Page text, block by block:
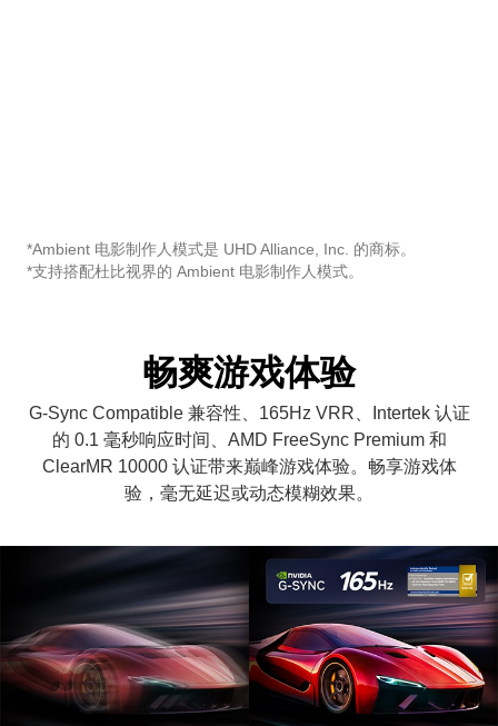
*Ambient 电影制作人模式是 UHD Alliance, Inc. 的商标。
*支持搭配杜比视界的 Ambient 电影制作人模式。
畅爽游戏体验
G-Sync Compatible 兼容性、165Hz VRR、Intertek 认证
的 0.1 毫秒响应时间、AMD FreeSync Premium 和
ClearMR 10000 认证带来巅峰游戏体验。畅享游戏体
验，毫无延迟或动态模糊效果。